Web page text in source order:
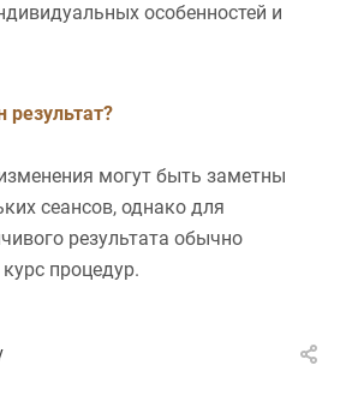
особенностей и
результат?
могут быть заметны
сеансов, однако для
результата обычно
процедур.